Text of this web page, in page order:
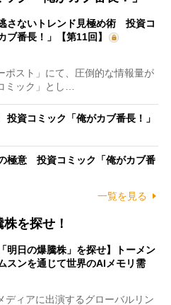
さないトレンド見極め術 投資コ
ブ番長！」【第11回】
スト」にて、圧倒的な情報量が
ミック」とし…
資コミック「俺がカブ番長！」
極意 投資コミック「俺がカブ番
一覧を見る
を探せ！
明日の爆騰株」を探せ】トーメン
スンを通じて世界のAIメモリ需
ィアに出演するグローバルリン